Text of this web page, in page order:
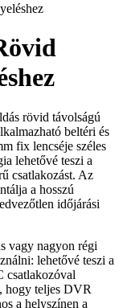
rövid távolságú
beltéri és
fix lencséje széles
lehetővé teszi a
csatlakozást. Az
a hosszú
időjárási
vagy nagyon régi
lehetővé teszi a
csatlakozóval
hogy teljes DVR
a helyszínen a